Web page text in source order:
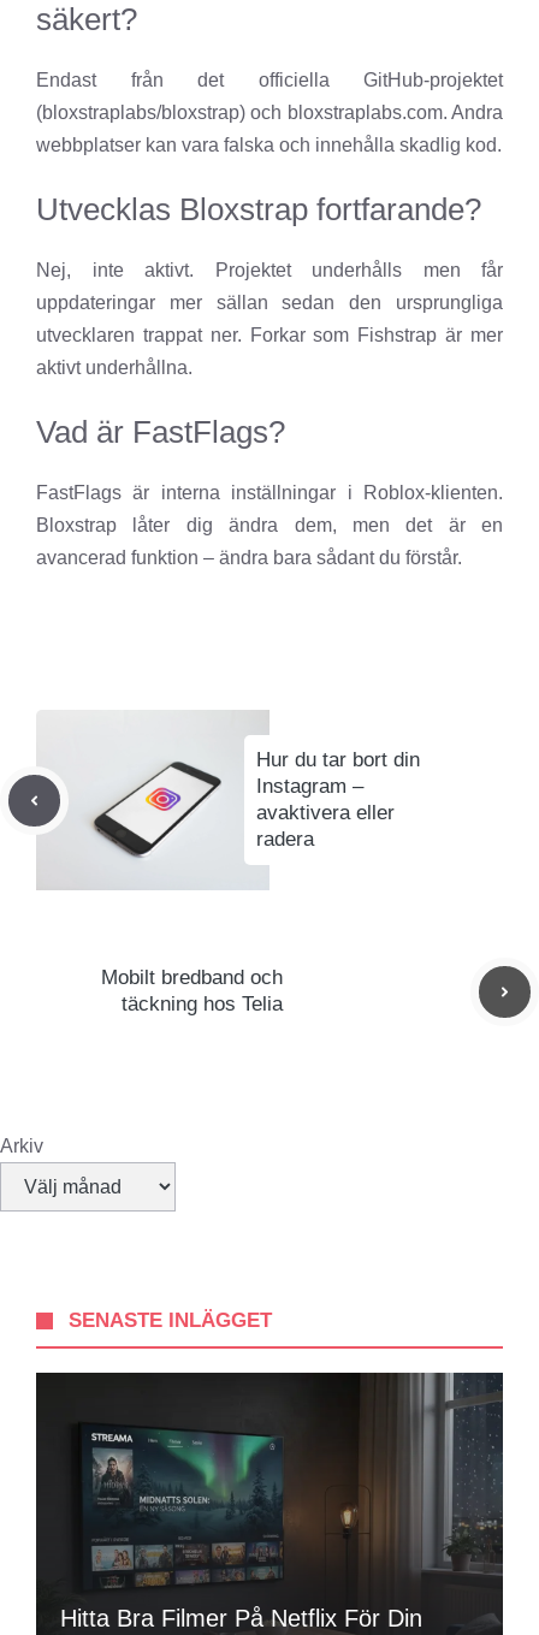
säkert?
Endast från det officiella GitHub-projektet
(bloxstraplabs/bloxstrap) och bloxstraplabs.com. Andra
webbplatser kan vara falska och innehålla skadlig kod.
Utvecklas Bloxstrap fortfarande?
Nej, inte aktivt. Projektet underhålls men får
uppdateringar mer sällan sedan den ursprungliga
utvecklaren trappat ner. Forkar som Fishstrap är mer
aktivt underhållna.
Vad är FastFlags?
FastFlags är interna inställningar i Roblox-klienten.
Bloxstrap låter dig ändra dem, men det är en
avancerad funktion – ändra bara sådant du förstår.
Hur du tar bort din
Instagram –
avaktivera eller
radera
Mobilt bredband och
täckning hos Telia
Arkiv
SENASTE INLÄGGET
Hitta Bra Filmer På Netflix För Din